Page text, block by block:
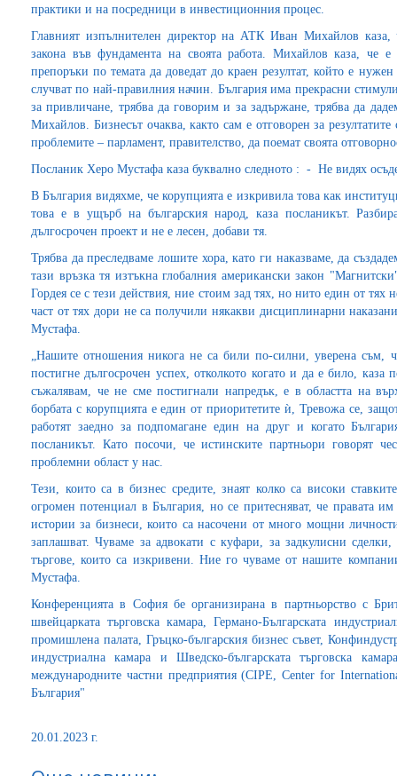
практики и на посредници в инвестиционния процес.
Главният изпълнителен директор на АТК Иван Михайлов каза,
закона във фундамента на своята работа. Михайлов каза, че
препоръки по темата да доведат до краен резултат, който е
случват по най-правилния начин. България има прекрасни
за привличане, трябва да говорим и за задържане, трябва да
Михайлов. Бизнесът очаква, както сам е отговорен за
проблемите – парламент, правителство, да поемат своята
Посланик Херо Мустафа каза буквално следното : - Не видях
В България видяхме, че корупцията е изкривила това как
това е в ущърб на българския народ, каза посланикът.
дългосрочен проект и не е лесен, добави тя.
Трябва да преследваме лошите хора, като ги наказваме, да
тази връзка тя изтъкна глобалния американски закон
Гордея се с тези действия, ние стоим зад тях, но нито един от тях
част от тях дори не са получили някакви дисциплинарни
Мустафа.
„Нашите отношения никога не са били по-силни, уверена съм,
постигне дългосрочен успех, отколкото когато и да е било, каза
съжалявам, че не сме постигнали напредък, е в областта на
борбата с корупцията е един от приоритетите ѝ, Тревожа се,
работят заедно за подпомагане един на друг и когато
посланикът. Като посочи, че истинските партньори говорят
проблемни област у нас.
Тези, които са в бизнес средите, знаят колко са високи
огромeн потенциал в България, но се притесняват, че правата
истории за бизнеси, които са насочени от много мощни
заплашват. Чуваме за адвокати с куфари, за задкулисни
търгове, които са изкривени. Ние го чуваме от нашите
Мустафа.
Конференцията в София бе организирана в партньорство с
швейцарката търговска камара, Германо-Българската
промишлена палата, Гръцко-българския бизнес съвет,
индустриална камара и Шведско-българската търговска
международните частни предприятия (CIPE, Center for
България"
20.01.2023 г.